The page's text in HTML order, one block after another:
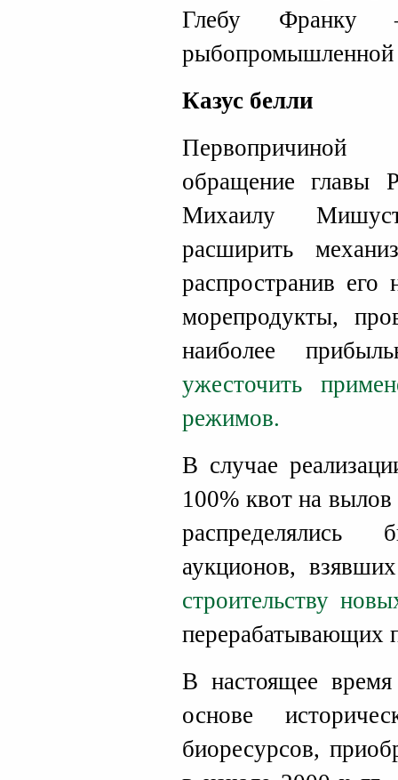
Глебу Франку
рыбопромышленной
Казус белли
Первопричиной
обращение главы
Михаилу
расширить
распространив
морепродукты,
наиболее
ужесточить
режимов.
В случае
100% квот на
аукционов,
строительству
перерабатывающих
В настоящее
основе
биоресурсов,